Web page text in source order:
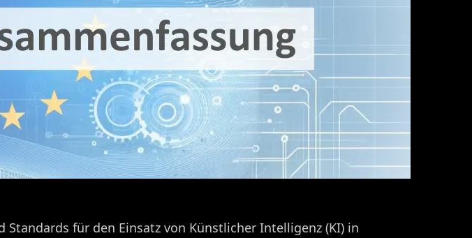
für den Einsatz von Künstlicher Intelligenz (KI) in